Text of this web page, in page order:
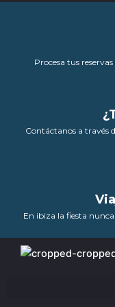
Procesa tus
Contáctanos a través
En ibiza la fiesta nunca